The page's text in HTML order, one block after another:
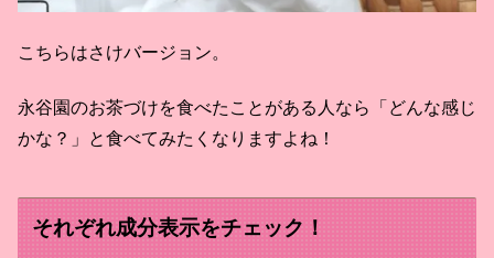
こちらはさけバージョン。
永谷園のお茶づけを食べたことがある人なら「どんな感じ
かな？」と食べてみたくなりますよね！
それぞれ成分表示をチェック！